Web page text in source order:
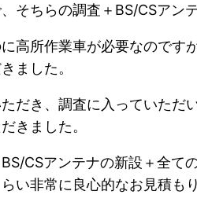
そちらの調査＋BS/CSアン
高所作業車が必要なのです
ました。
だき、調査に入っていた
きました。
CSアンテナの新設＋全
い非常に良心的なお見積も